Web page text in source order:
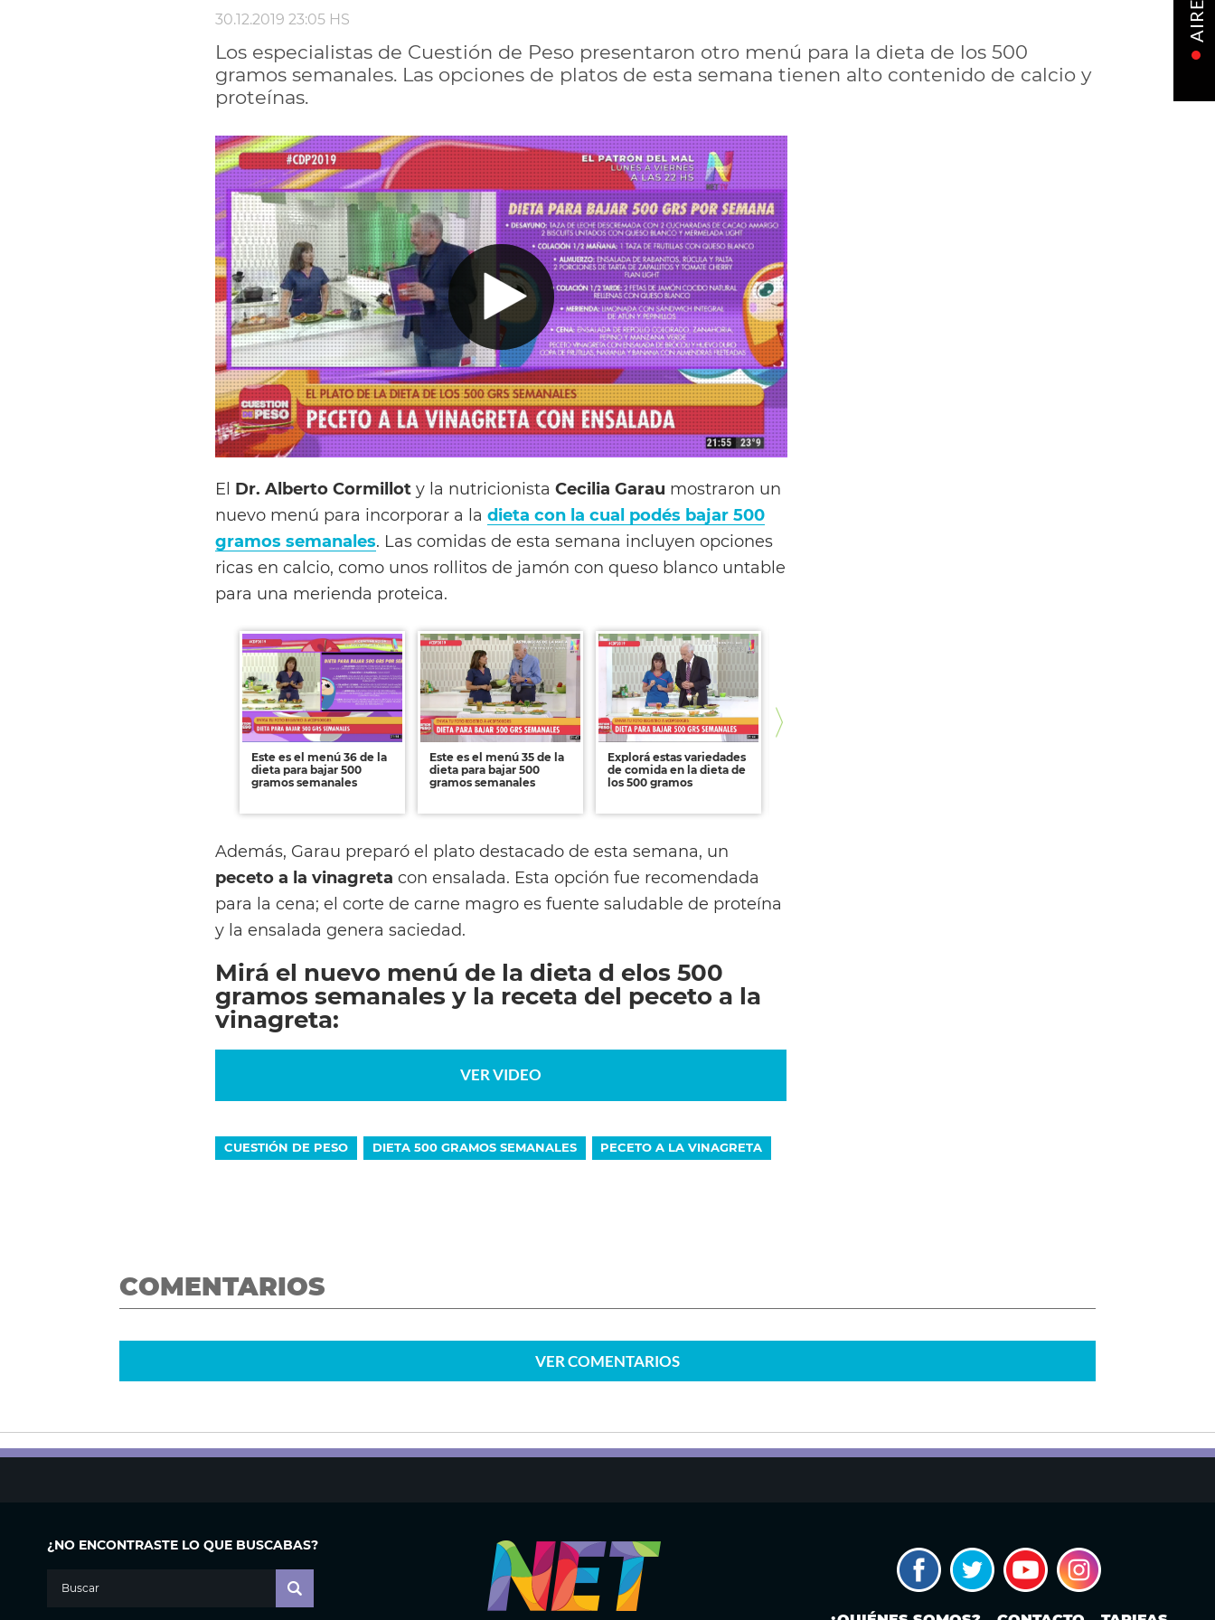
30.12.2019 23:05 HS
Los especialistas de Cuestión de Peso presentaron otro menú para la dieta de los 500
gramos semanales. Las opciones de platos de esta semana tienen alto contenido de calcio y
proteínas.
El Dr. Alberto Cormillot y la nutricionista Cecilia Garau mostraron un
nuevo menú para incorporar a la dieta con la cual podés bajar 500
gramos semanales. Las comidas de esta semana incluyen opciones
ricas en calcio, como unos rollitos de jamón con queso blanco untable
para una merienda proteica.
Este es el menú 36 de la
dieta para bajar 500
gramos semanales
Este es el menú 35 de la
dieta para bajar 500
gramos semanales
Explorá estas variedades
de comida en la dieta de
los 500 gramos
Además, Garau preparó el plato destacado de esta semana, un
peceto a la vinagreta con ensalada. Esta opción fue recomendada
para la cena; el corte de carne magro es fuente saludable de proteína
y la ensalada genera saciedad.
Mirá el nuevo menú de la dieta d elos 500
gramos semanales y la receta del peceto a la
vinagreta:
VER VIDEO
CUESTIÓN DE PESO DIETA 500 GRAMOS SEMANALES PECETO A LA VINAGRETA
COMENTARIOS
VERCOMENTARIOS
¿NO ENCONTRASTE LO QUE BUSCABAS?
AIRE